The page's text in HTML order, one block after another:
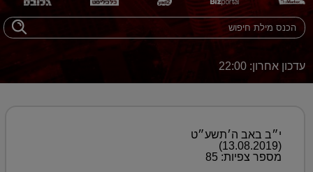
עדכון אחרון: 22:00
י״ב באב ה׳תשע״ט
(13.08.2019)
מספר צפיות: 85